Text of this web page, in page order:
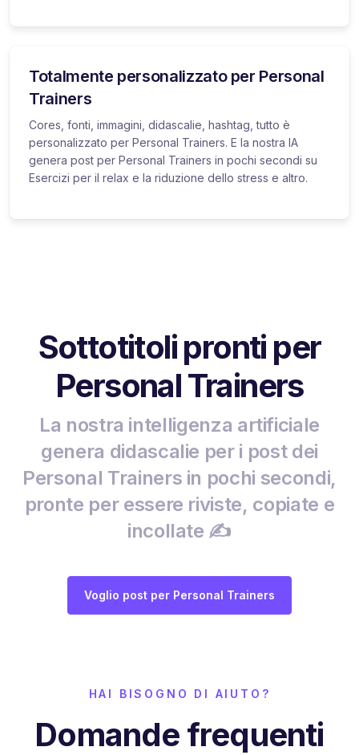
Totalmente personalizzato per Personal
Trainers
Cores, fonti, immagini, didascalie, hashtag, tutto è
personalizzato per Personal Trainers. E la nostra IA
genera post per Personal Trainers in pochi secondi su
Esercizi per il relax e la riduzione dello stress e altro.
Sottotitoli pronti per
Personal Trainers
La nostra intelligenza artificiale
genera didascalie per i post dei
Personal Trainers in pochi secondi,
pronte per essere riviste, copiate e
incollate ✍️
Voglio post per Personal Trainers
HAI BISOGNO DI AIUTO?
Domande frequenti